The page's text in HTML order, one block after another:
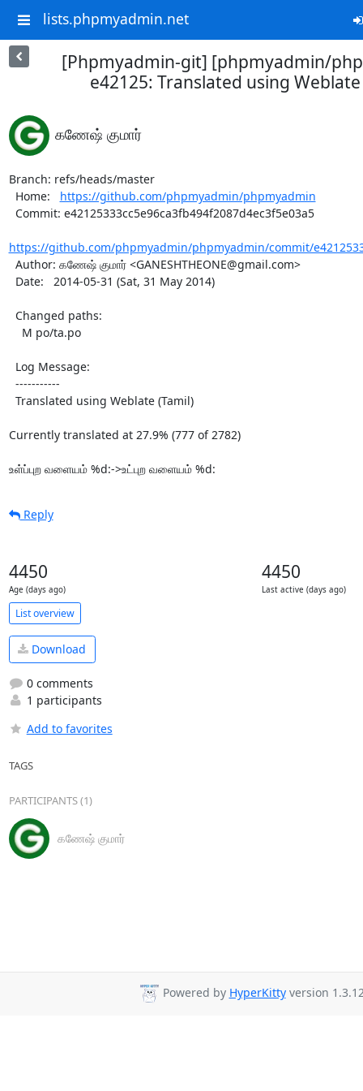
lists.phpmyadmin.net
[Phpmyadmin-git] [phpmyadmin/
e42125: Translated using Weblate
கணேஷ் குமார்
Branch: refs/heads/master
  Home:
https://github.com/phpmyadmin/phpmyadmin
https://github.com/phpmyadmin/phpmyadmin/commit/
Currently translated at 27.9% (777 of 2782)
உள்ப்புற வளையம் %d:->உட்புற வளையம் %d:
Reply
4450
Age (days ago)
4450
Last active (days ago)
List overview
Download
0 comments
1 participants
Add to favorites
TAGS
PARTICIPANTS (1)
கணேஷ் குமார்
Powered by HyperKittyversion